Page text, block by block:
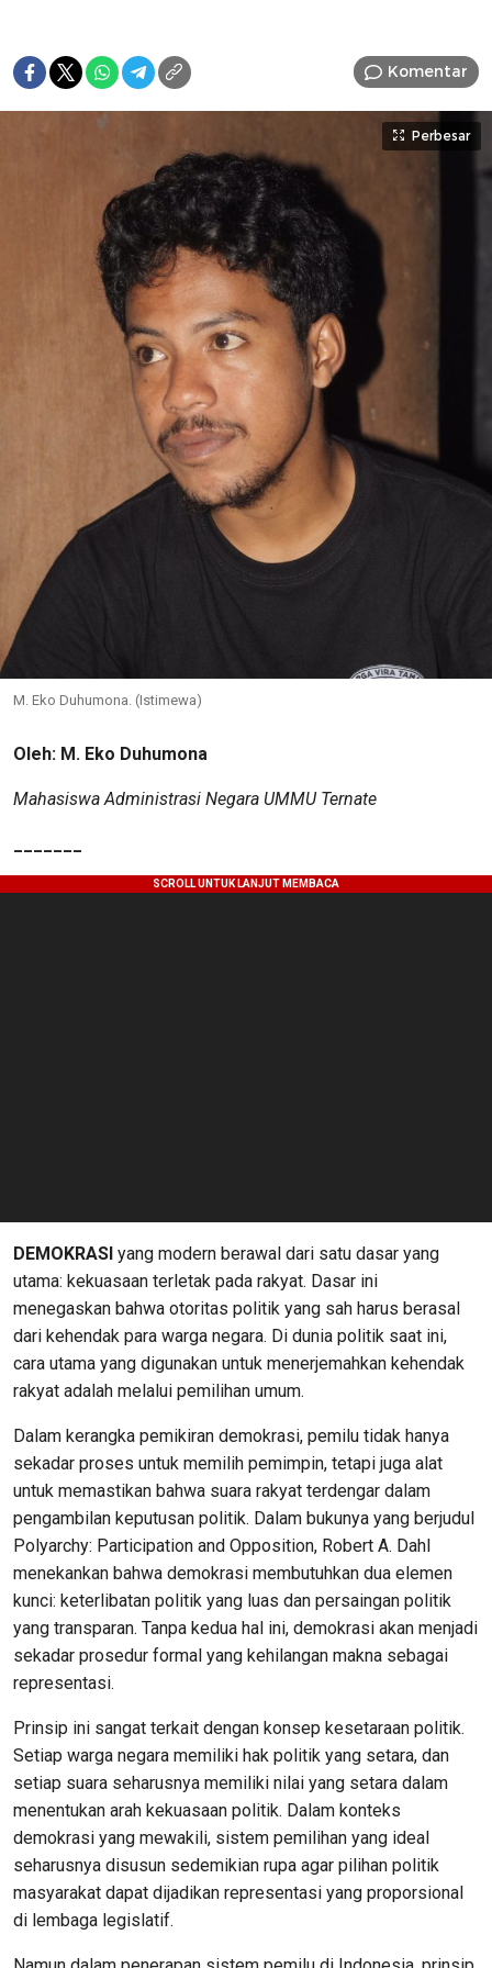
Komentar
Perbesar
M. Eko Duhumona. (Istimewa)
Oleh: M. Eko Duhumona
Mahasiswa Administrasi Negara UMMU Ternate
DEMOKRASI yang modern berawal dari satu dasar yang
utama: kekuasaan terletak pada rakyat. Dasar ini
menegaskan bahwa otoritas politik yang sah harus berasal
dari kehendak para warga negara. Di dunia politik saat ini,
cara utama yang digunakan untuk menerjemahkan kehendak
rakyat adalah melalui pemilihan umum.
Dalam kerangka pemikiran demokrasi, pemilu tidak hanya
sekadar proses untuk memilih pemimpin, tetapi juga alat
untuk memastikan bahwa suara rakyat terdengar dalam
pengambilan keputusan politik. Dalam bukunya yang berjudul
Polyarchy: Participation and Opposition, Robert A. Dahl
menekankan bahwa demokrasi membutuhkan dua elemen
kunci: keterlibatan politik yang luas dan persaingan politik
yang transparan. Tanpa kedua hal ini, demokrasi akan menjadi
sekadar prosedur formal yang kehilangan makna sebagai
representasi.
Prinsip ini sangat terkait dengan konsep kesetaraan politik.
Setiap warga negara memiliki hak politik yang setara, dan
setiap suara seharusnya memiliki nilai yang setara dalam
menentukan arah kekuasaan politik. Dalam konteks
demokrasi yang mewakili, sistem pemilihan yang ideal
seharusnya disusun sedemikian rupa agar pilihan politik
masyarakat dapat dijadikan representasi yang proporsional
di lembaga legislatif.